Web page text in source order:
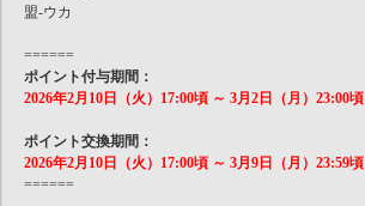
盟-ウカ
======
ポイント付与期間：
2026年2月10日（火）17:00頃 ～ 3月2日（月）23:00頃
ポイント交換期間：
2026年2月10日（火）17:00頃 ～ 3月9日（月）23:59頃
======